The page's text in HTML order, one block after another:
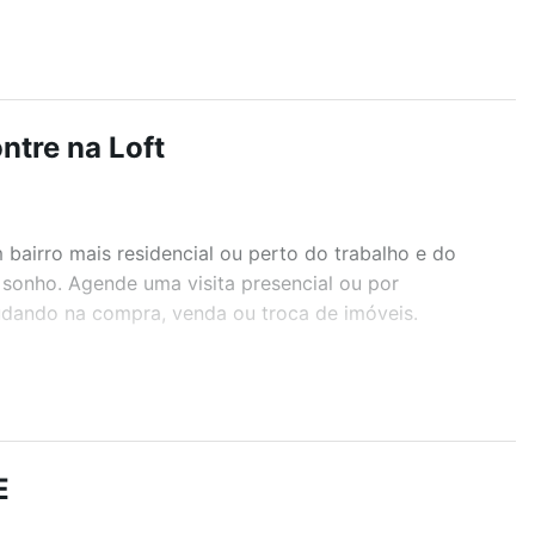
na Loft
bairro mais residencial ou perto do trabalho e do
Agende uma visita presencial ou por
na compra, venda ou troca de imóveis.
salão de festas ou área verde e encontrar